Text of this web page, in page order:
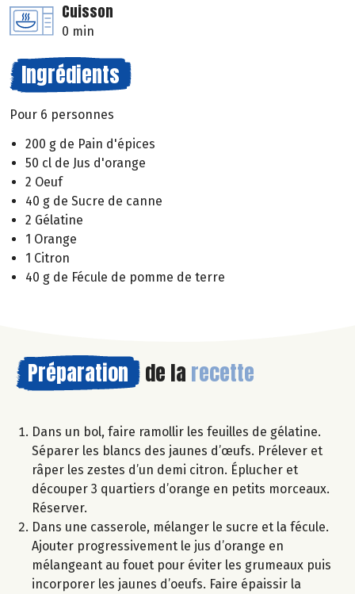
Cuisson
0 min
Ingrédients
Pour 6 personnes
200 g de Pain d'épices
50 cl de Jus d'orange
2 Oeuf
40 g de Sucre de canne
2 Gélatine
1 Orange
1 Citron
40 g de Fécule de pomme de terre
Préparation de la recette
Dans un bol, faire ramollir les feuilles de gélatine.
Séparer les blancs des jaunes d’œufs. Prélever et
râper les zestes d’un demi citron. Éplucher et
découper 3 quartiers d’orange en petits morceaux.
Réserver.
Dans une casserole, mélanger le sucre et la fécule.
Ajouter progressivement le jus d’orange en
mélangeant au fouet pour éviter les grumeaux puis
incorporer les jaunes d’oeufs. Faire épaissir la